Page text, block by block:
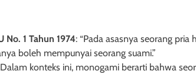
No. 1 Tahun 1974: “Pada asasnya seorang
boleh mempunyai seorang suami.”
konteks ini, monogami berarti bahwa